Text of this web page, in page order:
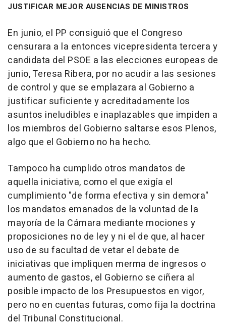
JUSTIFICAR MEJOR AUSENCIAS DE MINISTROS
En junio, el PP consiguió que el Congreso
censurara a la entonces vicepresidenta tercera y
candidata del PSOE a las elecciones europeas de
junio, Teresa Ribera, por no acudir a las sesiones
de control y que se emplazara al Gobierno a
justificar suficiente y acreditadamente los
asuntos ineludibles e inaplazables que impiden a
los miembros del Gobierno saltarse esos Plenos,
algo que el Gobierno no ha hecho.
Tampoco ha cumplido otros mandatos de
aquella iniciativa, como el que exigía el
cumplimiento "de forma efectiva y sin demora"
los mandatos emanados de la voluntad de la
mayoría de la Cámara mediante mociones y
proposiciones no de ley y ni el de que, al hacer
uso de su facultad de vetar el debate de
iniciativas que impliquen merma de ingresos o
aumento de gastos, el Gobierno se ciñera al
posible impacto de los Presupuestos en vigor,
pero no en cuentas futuras, como fija la doctrina
del Tribunal Constitucional.